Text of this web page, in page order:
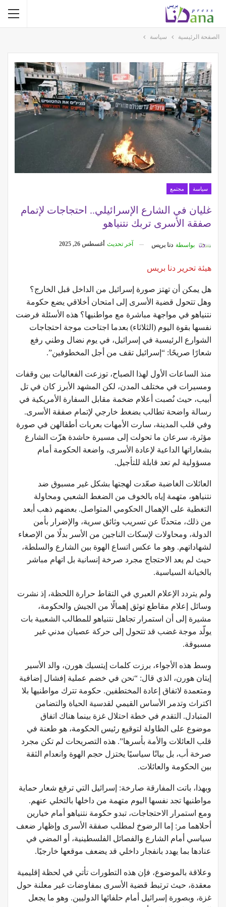
الصفحة الرئيسية سياسة
سياسة مجتمع
غليان في الشارع الإسرائيلي.. احتجاجات لإتمام
صفقة الأسرى تربك نتنياهو
بواسطة دنا بريس آخر تحديث أغسطس 26, 2025
هيئة تحرير دنا بريس
هل يمكن أن تهتز صورة إسرائيل من الداخل قبل الخارج؟
وهل تتحول قضية الأسرى إلى امتحان أخلاقي يضع حكومة
نتنياهو في مواجهة مباشرة مع مواطنيها؟ هذه الأسئلة فرضت
نفسها بقوة اليوم (الثلاثاء) بعدما اجتاحت موجة احتجاجات
الشوارع الرئيسية في إسرائيل، في يوم نضال وطني رفع
شعارًا صريحًا: “إسرائيل تقف من أجل المخطوفين”.
منذ الساعات الأول لهذا الصباح، توزعت الفعاليات بين وقفات
ومسيرات في مختلف المدن، لكن المشهد الأبرز كان في تل
أبيب، حيث نُصبت أعلام ضخمة مقابل السفارة الأمريكية في
رسالة واضحة تطالب بضغط خارجي لإتمام صفقة الأسرى.
وفي قلب المدينة، سارت الأمهات بعربات أطفالهن في صورة
مؤثرة، سرعان ما تحولت إلى مسيرة حاشدة هزّت الشارع
بشعاراتها الداعية لإعادة الأسرى، واضعة الحكومة أمام
مسؤولية لم تعد قابلة للتأجيل.
العائلات الغاضبة صعّدت لهجتها بشكل غير مسبوق ضد
نتنياهو، متهمة إياه بالخوف من الضغط الشعبي ومحاولة
التغطية على الإهمال الحكومي المتواصل. بعضهم ذهب أبعد
من ذلك، متحدثًا عن تسريب وثائق سرية، والإضرار بأمن
الدولة، ومحاولات لإسكات الناجين من الأسر بدلًا من الإصغاء
لشهاداتهم. وهو ما عكس اتساع الهوة بين الشارع والسلطة،
حيث لم يعد الاحتجاج مجرد صرخة إنسانية بل اتهام مباشر
بالخيانة السياسية.
ولم يتردد الإعلام العبري في التقاط حرارة اللحظة، إذ نشرت
وسائل إعلام مقاطع توثق إهمالًا من الجيش والحكومة،
مشيرة إلى أن استمرار تجاهل نتنياهو للمطالب الشعبية بات
يولّد موجة غضب قد تتحول إلى حركة عصيان مدني غير
مسبوقة.
وسط هذه الأجواء، برزت كلمات إيتسيك هورن، والد الأسير
إيتان هورن، الذي قال: “نحن في خضم عملية إفشال إضافية
ومتعمدة لاتفاق إعادة المختطفين. حكومة تترك مواطنيها بلا
اكتراث وتدمر الأساس القيمي لقدسية الحياة والتضامن
المتبادل. التقدم في خطة احتلال غزة بينما هناك اتفاق
موضوع على الطاولة لتوقيع رئيس الحكومة، هو طعنة في
قلب العائلات والأمة بأسرها”. هذه التصريحات لم تكن مجرد
صرخة أب، بل بيانًا سياسيًا يختزل حجم الهوة وانعدام الثقة
بين الحكومة والعائلات.
وبهذا، باتت المفارقة صارخة: إسرائيل التي ترفع شعار حماية
مواطنيها تجد نفسها اليوم متهمة من داخلها بالتخلي عنهم.
ومع استمرار الاحتجاجات، تبدو حكومة نتنياهو أمام خيارين
أحلاهما مر: إما الرضوخ لمطلب صفقة الأسرى وإظهار ضعف
سياسي أمام الشارع والفصائل الفلسطينية، أو المضي في
عنادها بما يهدد بانفجار داخلي قد يضعف موقعها خارجيًا.
وعلاقة بالموضوع، فإن هذه التطورات تأتي في لحظة إقليمية
معقدة، حيث ترتبط قضية الأسرى بمفاوضات غير معلنة حول
غزة، وبصورة إسرائيل أمام حلفائها الدوليين. وهو ما يجعل